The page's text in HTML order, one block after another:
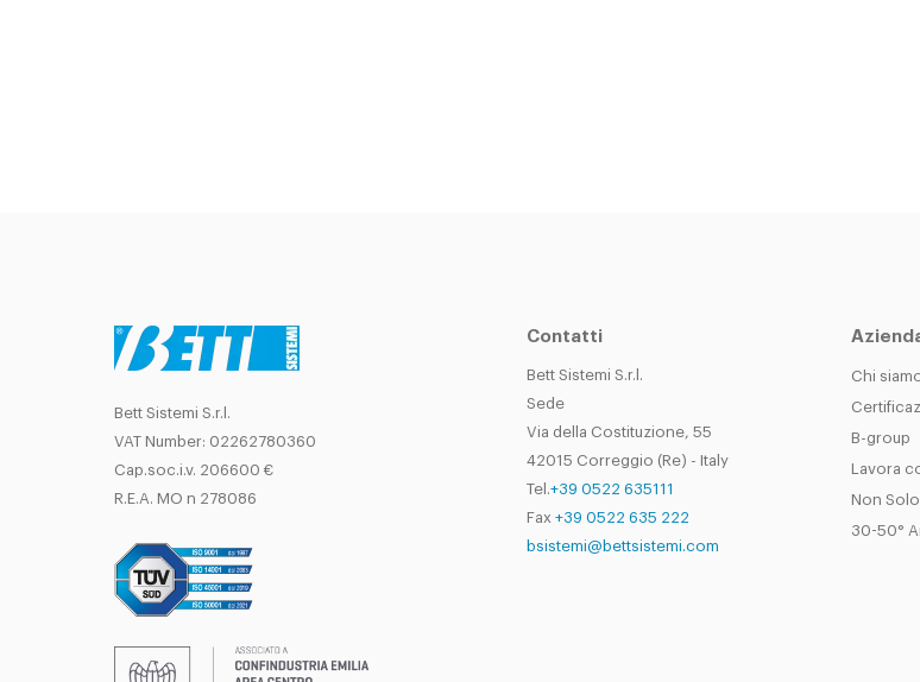
Bett Sistemi S.r.l.
VAT Number: 02262780360
Cap.soc.i.v. 206600 €
R.E.A. MO n 278086
Contatti
Bett Sistemi S.r.l.
Sede
Via della Costituzione, 55
42015 Correggio (Re) - Italy
Tel.+39 0522 635111
Fax +39 0522 635 222
bsistemi@bettsistemi.com
Chi
B-group
Lavora
Non
30-50°